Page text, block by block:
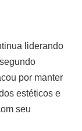
liderando
por manter
estéticos e
seu